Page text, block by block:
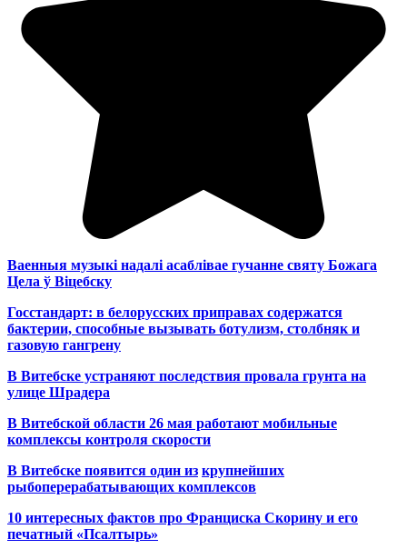
Ваенныя музыкі надалі асаблівае гучанне святу Божага
Цела ў Віцебску
Госстандарт: в белорусских приправах содержатся
бактерии, способные вызывать ботулизм, столбняк и
газовую гангрену
В Витебске устраняют последствия провала грунта на
улице Шрадера
В Витебской области 26 мая работают мобильные
комплексы контроля скорости
В Витебске появится один из крупнейших
рыбоперерабатывающих комплексов
10 интересных фактов про Франциска Скорину и его
печатный «Псалтырь»